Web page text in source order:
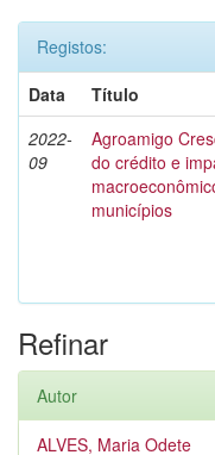
Registos:
Data
Título
2022-
09
Agroamigo
do crédito e
municípios
Refinar
Autor
ALVES, Maria Odete